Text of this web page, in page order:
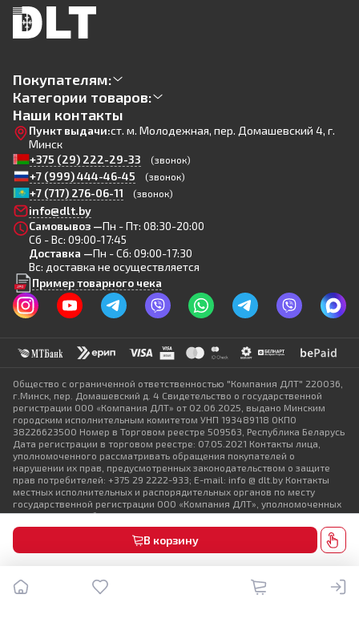
В корзину
Покупателям:
Категории товаров:
Наши контакты
Пункт выдачи:ст. м. Молодежная, пер. Домашевский 4, г.
Минск
+375 (29) 222-29-33
(звонок)
+7 (999) 444-46-45 (звонок)
+7 (717) 276-06-11 (звонок)
info@dlt.by
Самовывоз —Пн - Пт: 08:30-20:00
Сб - Вс: 09:00-17:45
Доставка —Пн - Сб: 09:00-17:30
Вс: доставка не осуществляется
Пример товарного чека
Общество с ограниченной ответственностью "Компания ДЛТ" 220036,
г.Минск, пер. Домашевский д. 4 Свидетельство о государственной
регистрации ООО «Компания ДЛТ» от 02.06.2025, выдано Минским
городским исполнительным комитетом УНП 193489118 ОКПО
38226623500 Номер в Торговом реестре 509563, Республика Беларусь
Дата регистрации в торговом реестре: 07.05.2021 Контакты лица,
уполномоченного рассматривать обращения покупателей о
нарушении их прав, предусмотренных законодательством о защите
прав потребителей: +375 29 2222-933; E-mail: info @ dlt.by Контакты
местных исполнительных и распорядительных органов по месту
государственной регистрации ООО «Компания ДЛТ», уполномоченных
рассматривать обращения покупателей: +375 17 368-80-49
© DLT 2025. Все права защищены
Выбор настроек Cookie
Разработка сайта — SLAM